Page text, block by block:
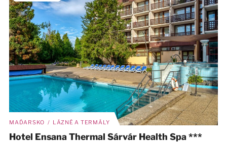
MAĎARSKO / LÁZNĚ A TERMÁLY
Hotel Ensana Thermal Sárvár Health Spa ***